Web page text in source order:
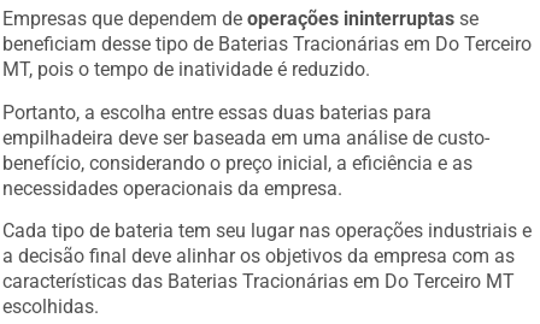
Empresas que dependem deoperações ininterruptas se
beneficiam desse tipo de Baterias Tracionárias em Do Terceiro
MT, pois o tempo de inatividade é reduzido.
Portanto, a escolha entre essas duas baterias para
empilhadeira deve ser baseada em uma análise de custo-
benefício, considerando o preço inicial, a eficiência e as
necessidades operacionais da empresa.
Cada tipo de bateria tem seu lugar nas operações industriais e
a decisão final deve alinhar os objetivos da empresa com as
características das Baterias Tracionárias em Do Terceiro MT
escolhidas.